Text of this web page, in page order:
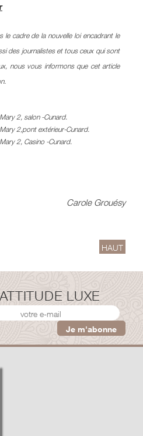
le cadre de la nouvelle loi encadrant le
des journalistes et tous ceux qui sont
nous vous informons que cet article
2, salon -Cunard.
2,pont extérieur-Cunard.
2, Casino -Cunard.
Carole Grouésy
HAUT
ATTITUDE LUXE